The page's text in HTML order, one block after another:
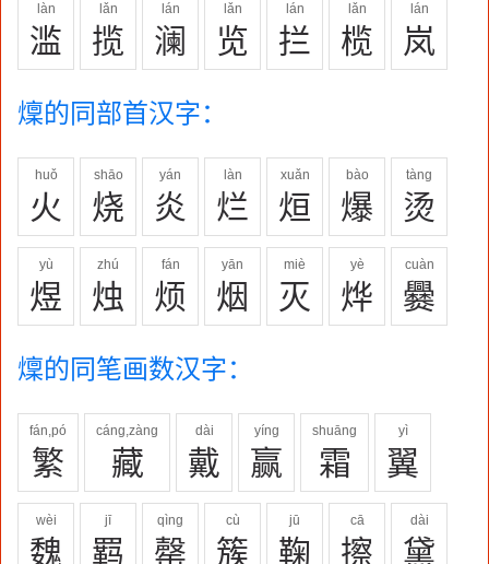
làn
滥
lǎn
揽
lán
澜
lǎn
览
lán
拦
lǎn
榄
lán
岚
燣的同部首汉字：
huǒ
火
shāo
烧
yán
炎
làn
烂
xuǎn
烜
bào
爆
tàng
烫
yù
煜
zhú
烛
fán
烦
yān
烟
miè
灭
yè
烨
cuàn
爨
燣的同笔画数汉字：
fán,pó
繁
cáng,zàng
藏
dài
戴
yíng
赢
shuāng
霜
yì
翼
wèi
魏
jī
羁
qìng
罄
cù
簇
jū
鞠
cā
擦
dài
黛